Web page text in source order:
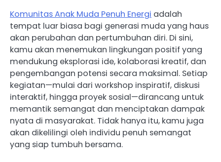
Komunitas Anak Muda Penuh Energi adalah
tempat luar biasa bagi generasi muda yang haus
akan perubahan dan pertumbuhan diri. Di sini,
kamu akan menemukan lingkungan positif yang
mendukung eksplorasi ide, kolaborasi kreatif, dan
pengembangan potensi secara maksimal. Setiap
kegiatan—mulai dari workshop inspiratif, diskusi
interaktif, hingga proyek sosial—dirancang untuk
memantik semangat dan menciptakan dampak
nyata di masyarakat. Tidak hanya itu, kamu juga
akan dikelilingi oleh individu penuh semangat
yang siap tumbuh bersama.